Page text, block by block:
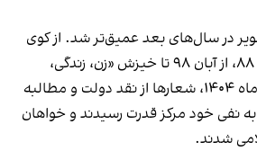
در سال‌های بعد عمیق‌تر شد. از کوی
دانشگاه تا خیابان‌های ۸۸، از آبان ۹۸ تا خیزش «زن، زندگی،
آزادی» و اعتراضات دی‌ماه ۱۴۰۴، شعارها از نقد دولت و مطالبه
نفی خود مرکز قدرت رسیدند و خواهان
شدند.